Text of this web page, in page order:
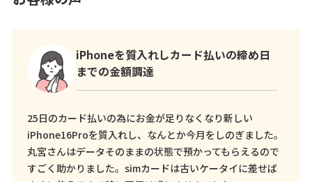
iPhoneを質入れしカード払いの締め日
までの金額調達
25日のカード払いの為にお金が足りなくなり新しい
iPhone16Proを質入れし、なんとか今月をしのぎました。
丸宮さんはデータそのままの状態で預かってもらえるので
すごく助かりました。simカードは古いケータイに差せば